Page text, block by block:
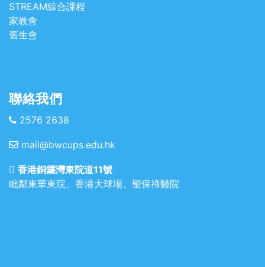
STREAM綜合課程
家教會
舊生會
聯絡我們
2576 2638
mail@bwcups.edu.hk
香港銅鑼灣東院道11號
毗鄰東華東院、香港大球場、聖保祿醫院